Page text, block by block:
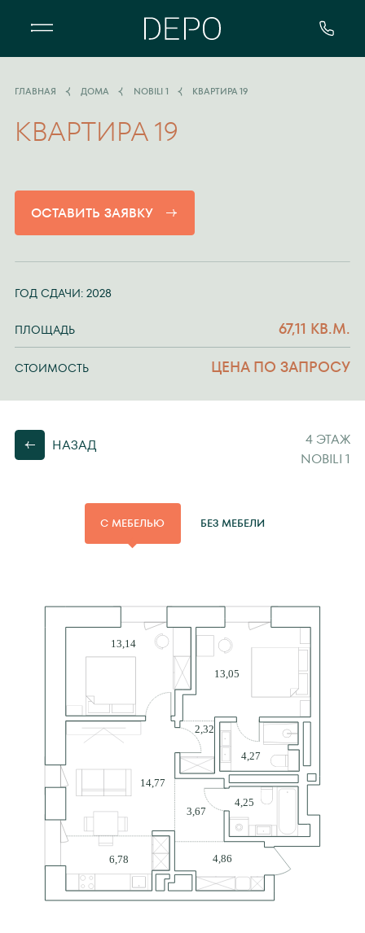
ГЛАВНАЯ ДОМА NOBILI 1 КВАРТИРА 19
КВАРТИРА 19
ОСТАВИТЬ ЗАЯВКУ
ГОД СДАЧИ: 2028
ПЛОЩАДЬ 67,11 КВ.М.
СТОИМОСТЬ ЦЕНА ПО ЗАПРОСУ
НАЗАД
4 ЭТАЖ
NOBILI 1
С МЕБЕЛЬЮ БЕЗ МЕБЕЛИ